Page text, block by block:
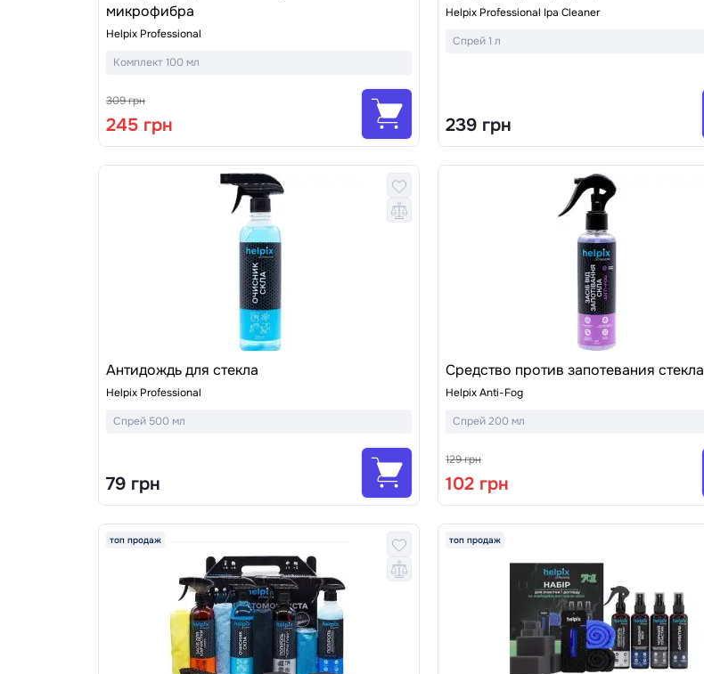
микрофибра
Helpix Professional
Комплект 100 мл
309 грн
245 грн
Helpix Professional Ipa Cleaner
Спрей 1 л
239 грн
Антидождь для стекла
Helpix Professional
Спрей 500 мл
79 грн
Средство против запотевания стекла
Helpix Anti-Fog
Спрей 200 мл
129 грн
102 грн
топ продаж топ продаж